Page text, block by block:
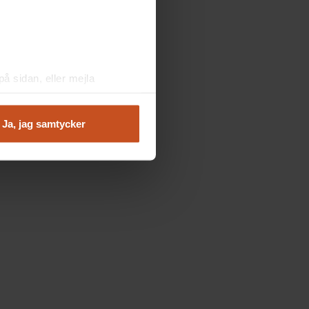
sidan, eller mejla
Ja, jag samtycker